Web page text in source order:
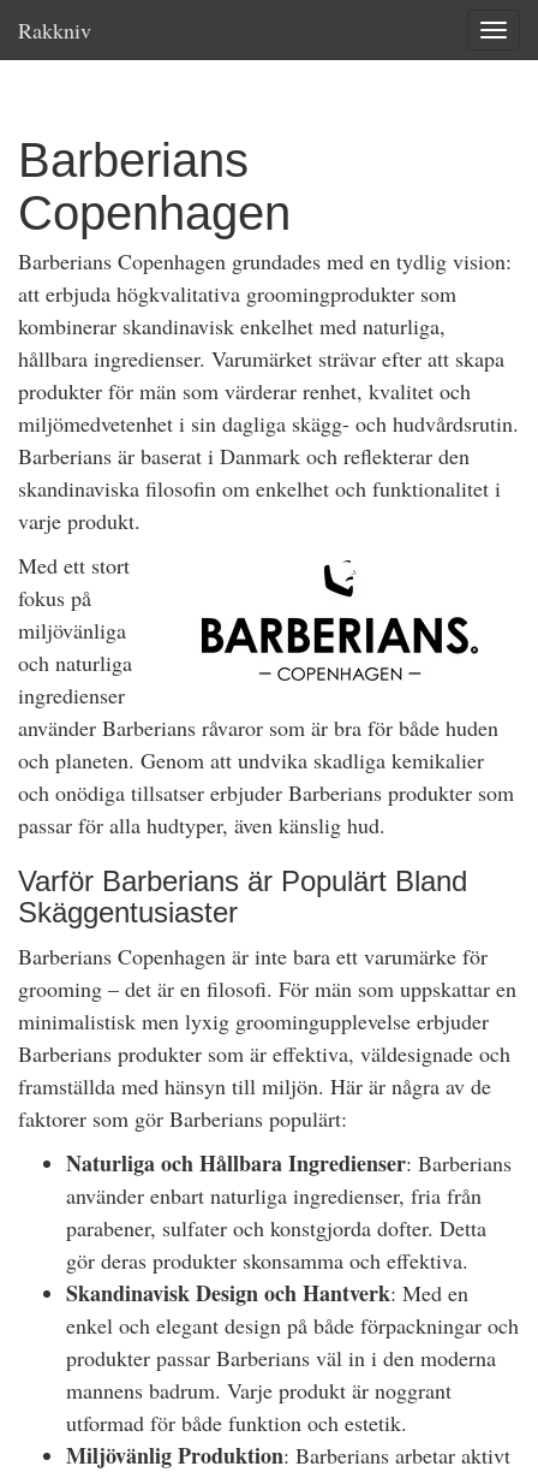
Rakkniv
Barberians
Copenhagen
Barberians Copenhagen grundades med en tydlig vision:
att erbjuda högkvalitativa groomingprodukter som
kombinerar skandinavisk enkelhet med naturliga,
hållbara ingredienser. Varumärket strävar efter att skapa
produkter för män som värderar renhet, kvalitet och
miljömedvetenhet i sin dagliga skägg- och hudvårdsrutin.
Barberians är baserat i Danmark och reflekterar den
skandinaviska filosofin om enkelhet och funktionalitet i
varje produkt.
Med ett stort
fokus på
miljövänliga
och naturliga
ingredienser
använder Barberians råvaror som är bra för både huden
och planeten. Genom att undvika skadliga kemikalier
och onödiga tillsatser erbjuder Barberians produkter som
passar för alla hudtyper, även känslig hud.
Varför Barberians är Populärt Bland
Skäggentusiaster
Barberians Copenhagen är inte bara ett varumärke för
grooming – det är en filosofi. För män som uppskattar en
minimalistisk men lyxig groomingupplevelse erbjuder
Barberians produkter som är effektiva, väldesignade och
framställda med hänsyn till miljön. Här är några av de
faktorer som gör Barberians populärt:
Naturliga och Hållbara Ingredienser: Barberians
använder enbart naturliga ingredienser, fria från
parabener, sulfater och konstgjorda dofter. Detta
gör deras produkter skonsamma och effektiva.
Skandinavisk Design och Hantverk: Med en
enkel och elegant design på både förpackningar och
produkter passar Barberians väl in i den moderna
mannens badrum. Varje produkt är noggrant
utformad för både funktion och estetik.
Miljövänlig Produktion: Barberians arbetar aktivt